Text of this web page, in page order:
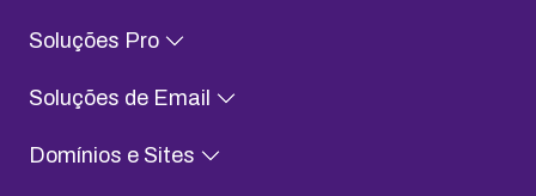
Soluções Pro
Soluções de Email
Domínios e Sites